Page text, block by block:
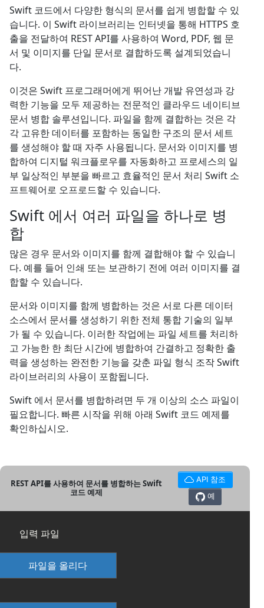
Swift 코드에서 다양한 형식의 문서를 쉽게 병합할 수 있
습니다. 이 Swift 라이브러리는 인터넷을 통해 HTTPS 호
출을 전달하여 REST API를 사용하여 Word, PDF, 웹 문
서 및 이미지를 단일 문서로 결합하도록 설계되었습니
다.
이것은 Swift 프로그래머에게 뛰어난 개발 유연성과 강
력한 기능을 모두 제공하는 전문적인 클라우드 네이티브
문서 병합 솔루션입니다. 파일을 함께 결합하는 것은 각
각 고유한 데이터를 포함하는 동일한 구조의 문서 세트
를 생성해야 할 때 자주 사용됩니다. 문서와 이미지를 병
합하여 디지털 워크플로우를 자동화하고 프로세스의 일
부 일상적인 부분을 빠르고 효율적인 문서 처리 Swift 소
프트웨어로 오프로드할 수 있습니다.
Swift 에서 여러 파일을 하나로 병
합
많은 경우 문서와 이미지를 함께 결합해야 할 수 있습니
다. 예를 들어 인쇄 또는 보관하기 전에 여러 이미지를 결
합할 수 있습니다.
문서와 이미지를 함께 병합하는 것은 서로 다른 데이터
소스에서 문서를 생성하기 위한 전체 통합 기술의 일부
가 될 수 있습니다. 이러한 작업에는 파일 세트를 처리하
고 가능한 한 최단 시간에 병합하여 간결하고 정확한 출
력을 생성하는 완전한 기능을 갖춘 파일 형식 조작 Swift
라이브러리의 사용이 포함됩니다.
Swift 에서 문서를 병합하려면 두 개 이상의 소스 파일이
필요합니다. 빠른 시작을 위해 아래 Swift 코드 예제를
확인하십시오.
REST API를 사용하여 문서를 병합하는 Swift
코드 예제
API 참조
예
입력 파일
파일을 올리다